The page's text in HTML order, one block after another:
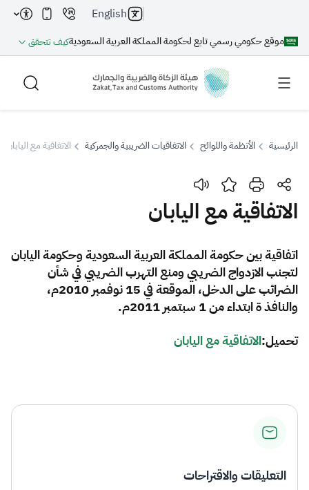
موقع حكومي رسمي تابع لحكومة المملكة العربية السعوديةكيف تتحقق
English
بحث
اقتراحات
الزكاة الجمارك
ضريبة القيمة المضافة
الإقرار الضريبي
التصرفات العقارية
الرئيسية الأنظمة واللوائح الاتفاقيات الضريبية والجمركية الاتفاقية مع اليابان
الاتفاقية مع اليابان
اتفاقية بين حكومة المملكة العربية السعودية وحكومة اليابان
لتجنب الازدواج الضريبي ومنع التهرب الضريبي في شأن
الضرائب على الدخل، الموقعة في 15 نوفمبر 2010م،
والنافذ ة ابتداء من 1 سبتمبر 2011م.
تحميل:​​الا​تفاقية مع اليابان​​​​​
التعليقات والاقتراحات